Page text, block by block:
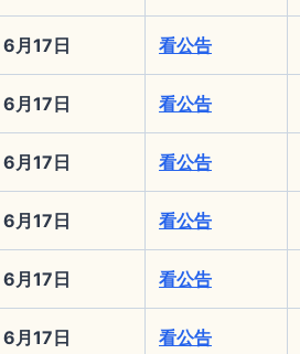
6月17日 看公告
6月17日 看公告
6月17日 看公告
6月17日 看公告
6月17日 看公告
6月17日 看公告